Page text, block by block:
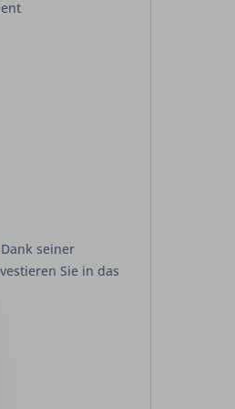
seiner
Sie in das